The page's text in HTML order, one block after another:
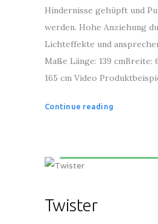
Hindernisse gehüpft und
werden. Hohe Anziehung
Lichteffekte und
Maße Länge: 139 cmBreite:
165 cm Video
Continue reading
Twister